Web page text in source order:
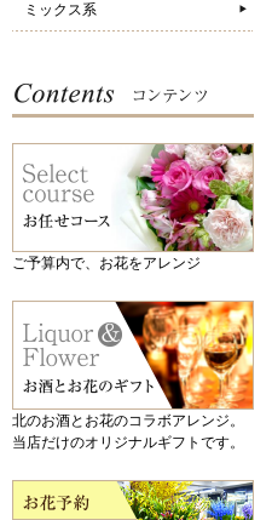
ミックス系
ご予算内で、お花をアレンジ
北のお酒とお花のコラボアレンジ。
当店だけのオリジナルギフトです。